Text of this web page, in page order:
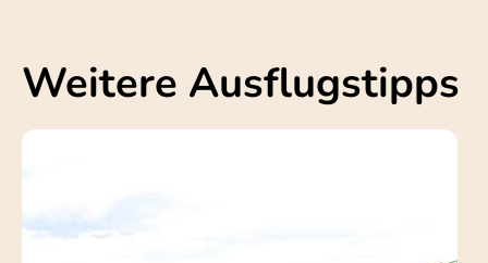
Weitere Ausflugstipps